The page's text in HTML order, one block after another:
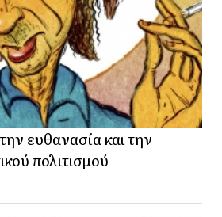
ευθανασία και την
πολιτισμού